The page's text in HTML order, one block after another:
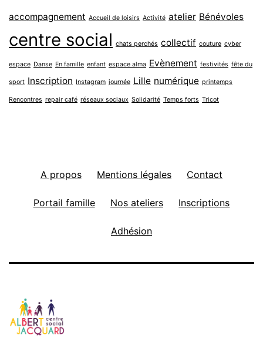
accompagnement Accueil de loisirs Activité atelier Bénévoles
centre social chats perchés collectif couture cyber
espace Danse En famille enfant espace alma Evènement festivités fête du
sport Inscription Instagram journée Lille numérique printemps
Rencontres repair café réseaux sociaux Solidarité Temps forts Tricot
A propos Mentions légales Contact
Portail famille Nos ateliers Inscriptions
Adhésion